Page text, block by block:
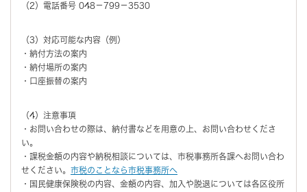
（2）電話番号 048－799－3530
（3）対応可能な内容（例）
・納付方法の案内
・納付場所の案内
・口座振替の案内
（4）注意事項
・お問い合わせの際は、納付書などを用意の上、お問い合わせくださ
い。
・課税金額の内容や納税相談については、市税事務所各課へお問い合わ
せください。 市税のことなら市税事務所へ
・国民健康保険税の内容、金額の内容、加入や脱退については各区役所